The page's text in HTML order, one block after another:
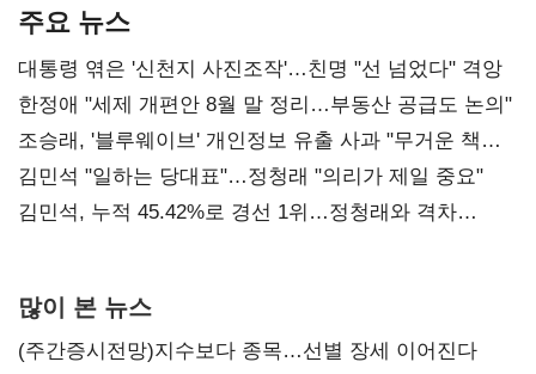
주요 뉴스
대통령 엮은 '신천지 사진조작'…친명 "선 넘었다" 격앙
한정애 "세제 개편안 8월 말 정리…부동산 공급도 논의"
조승래, '블루웨이브' 개인정보 유출 사과 "무거운 책임
통감"
김민석 "일하는 당대표"…정청래 "의리가 제일 중요"
김민석, 누적 45.42%로 경선 1위…정청래와 격차
많이 본 뉴스
(주간증시전망)지수보다 종목…선별 장세 이어진다